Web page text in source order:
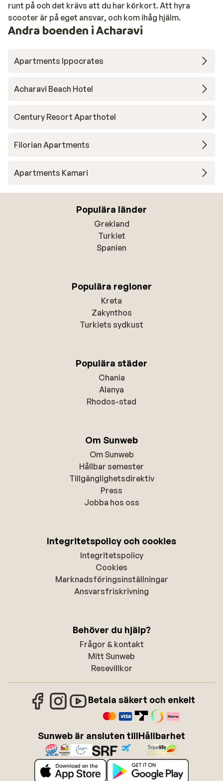
runt på och det krävs att du har körkort. Att hyra
scooter är på eget ansvar, och kom ihåg hjälm.
Andra boenden i Acharavi
Apartments Ippocrates
Acharavi Beach Hotel
Century Resort Aparthotel
Filorian Apartments
Apartments Kamari
Populära länder
Grekland
Turkiet
Spanien
Populära regioner
Kreta
Zakynthos
Turkiets sydkust
Populära städer
Chania
Alanya
Rhodos-stad
Om Sunweb
Om Sunweb
Hållbar semester
Tillgänglighetsdirektiv
Press
Jobba hos oss
Integritetspolicy och cookies
Integritetspolicy
Cookies
Marknadsföringsinställningar
Ansvarsfriskrivning
Behöver du hjälp?
Frågor & kontakt
Mitt Sunweb
Resevillkor
Betala säkert och enkelt
Sunweb är ansluten tillHållbarhet